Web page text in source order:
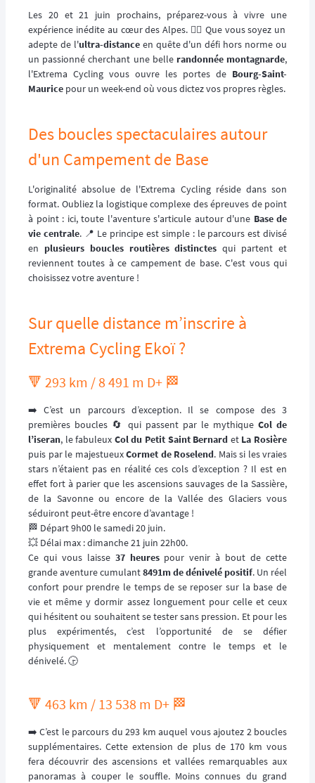
qui se répartissent sur le circuit, ou suivent la
progression de la course.
Les 20 et 21 juin prochains, préparez-vous à vivre une
expérience inédite au cœur des Alpes. 🚵‍♀️ Que vous soyez un
adepte de l'ultra-distanceen quête d'un défi hors norme ou
un passionné cherchant une belle randonnée montagnarde,
l'Extrema Cycling vous ouvre les portes de Bourg-Saint-
Maurice pour un week-end où vous dictez vos propres règles.
Des boucles spectaculaires autour
d'un Campement de Base
L'originalité absolue de l'Extrema Cycling réside dans son
format. Oubliez la logistique complexe des épreuves de point
à point : ici, toute l'aventure s'articule autour d'une Base de
vie centrale. 📍 Le principe est simple : le parcours est divisé
en plusieurs boucles routières distinctesqui partent et
reviennent toutes à ce campement de base. C'est vous qui
choisissez votre aventure !
Sur quelle distance m’inscrire à
Extrema Cycling Ekoï ?
🔻 293 km / 8 491 m D+ 🏁
➡️ C’est un parcours d’exception. Il se compose des 3
premières boucles 🔄 qui passent par le mythique Col de
l’iseran, le fabuleux Col du Petit Saint Bernard et La Rosière
puis par le majestueuxCormet de Roselend. Mais si les vraies
stars n’étaient pas en réalité ces cols d’exception ? Il est en
effet fort à parier que les ascensions sauvages de la Sassière,
de la Savonne ou encore de la Vallée des Glaciers vous
séduiront peut-être encore d’avantage !
🏁 Départ 9h00 le samedi 20 juin.
💥 Délai max : dimanche 21 juin 22h00.
Ce qui vous laisse 37 heurespour venir à bout de cette
grande aventure cumulant8491m de dénivelé positif. Un réel
confort pour prendre le temps de se reposer sur la base de
vie et même y dormir assez longuement pour celle et ceux
qui hésitent ou souhaitent se tester sans pression. Et pour les
plus expérimentés, c’est l’opportunité de se défier
physiquement et mentalement contre le temps et le
dénivelé. 🕞
🔻 463 km / 13 538 m D+ 🏁
➡️ C’est le parcours du 293 km auquel vous ajoutez 2 boucles
supplémentaires. Cette extension de plus de 170 km vous
fera découvrir des ascensions et vallées remarquables aux
panoramas à couper le souffle. Moins connues du grand